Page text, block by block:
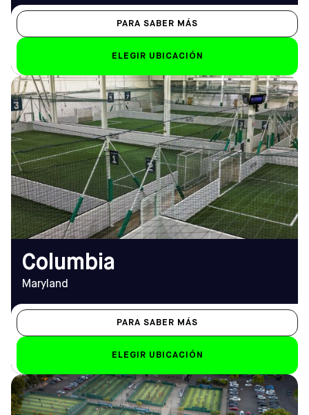
PARA SABER MÁS
ELEGIR UBICACIÓN
HORARIO DE
APERTURA
De lunes a viernes
9.00 a 1.00 horas
Sáb-Dom
de 8.00 a 1.00
horas
DIRECCIÓN
7125 Columbia Gateway Dr Suite
#105, Columbia, MD 21046
Cómo llegar
TELÉFONO
(410) 505-0595
EMAIL
columbia@sofive.com
Columbia
Maryland
PARA SABER MÁS
ELEGIR UBICACIÓN
HORARIO DE
DIRECCIÓN